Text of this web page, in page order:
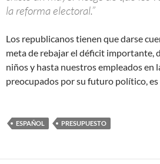
la reforma electoral.”
Los republicanos tienen que darse
meta de rebajar el déficit importante,
niños y hasta nuestros empleados en
preocupados por su futuro político,
ESPAÑOL PRESUPUESTO